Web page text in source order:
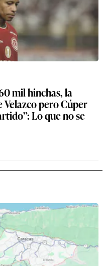
mil hinchas, la
pero Cúper
Lo que no se